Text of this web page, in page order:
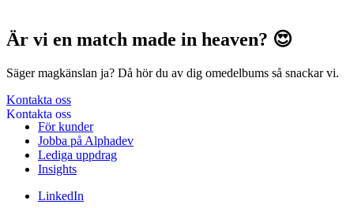
Är vi en match made in heaven? 😍
Säger magkänslan ja? Då hör du av dig omedelbums så snackar vi.
Kontakta oss
För kunder
Jobba på Alphadev
Lediga uppdrag
Insights
LinkedIn